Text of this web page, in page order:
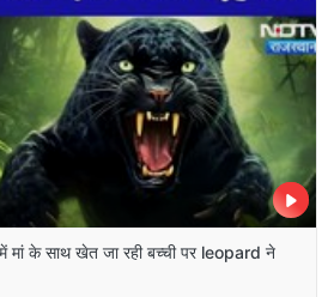
के साथ खेत जा रही बच्ची पर leopard ने